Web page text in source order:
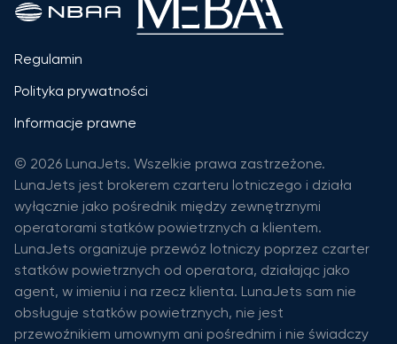
Regulamin
Polityka prywatności
Informacje prawne
© 2026 LunaJets. Wszelkie prawa zastrzeżone.
LunaJets jest brokerem czarteru lotniczego i działa
wyłącznie jako pośrednik między zewnętrznymi
operatorami statków powietrznych a klientem.
LunaJets organizuje przewóz lotniczy poprzez czarter
statków powietrznych od operatora, działając jako
agent, w imieniu i na rzecz klienta. LunaJets sam nie
obsługuje statków powietrznych, nie jest
przewoźnikiem umownym ani pośrednim i nie świadczy